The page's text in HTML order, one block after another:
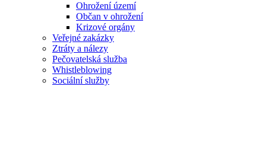
Ohrožení území
Občan v ohrožení
Krizové orgány
Veřejné zakázky
Ztráty a nálezy
Pečovatelská služba
Whistleblowing
Sociální služby